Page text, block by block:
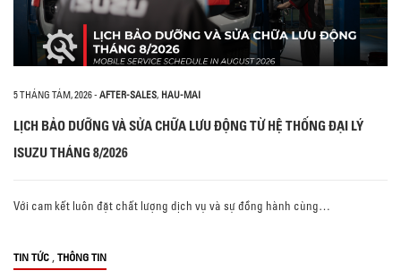
5 THÁNG TÁM, 2026- AFTER-SALES, HAU-MAI
LỊCH BẢO DƯỠNG VÀ SỬA CHỮA LƯU ĐỘNG TỪ HỆ THỐNG ĐẠI LÝ
ISUZU THÁNG 8/2026
Với cam kết luôn đặt chất lượng dịch vụ và sự đồng hành cùng…
TIN TỨC , THÔNG TIN